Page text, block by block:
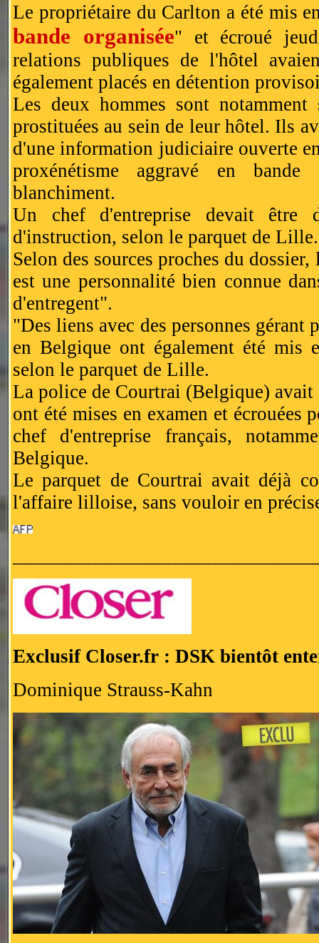
Le propriétaire du Carlton a été mis
bande organisée" et écroué
relations publiques de l'hôtel
également placés en détention
Les deux hommes sont
prostituées au sein de leur hôtel. Ils
d'une information judiciaire ouverte
proxénétisme aggravé en
blanchiment.
Un chef d'entreprise devait être
d'instruction, selon le parquet de Lille.
Selon des sources proches du
est une personnalité bien connue
d'entregent".
"Des liens avec des personnes
en Belgique ont également été mis
selon le parquet de Lille.
La police de Courtrai (Belgique)
ont été mises en examen et écrouées
chef d'entreprise français,
Belgique.
Le parquet de Courtrai avait déjà
l'affaire lilloise, sans vouloir en
Exclusif Closer.fr : DSK bientôt
Dominique Strauss-Kahn